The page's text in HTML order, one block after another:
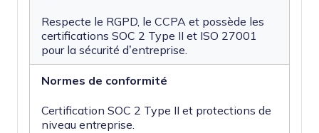
Respecte le RGPD, le CCPA et possède les
certifications SOC 2 Type II et ISO 27001
pour la sécurité d’entreprise.
Normes de conformité
Certification SOC 2 Type II et protections de
niveau entreprise.